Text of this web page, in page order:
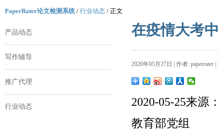
PaperRater论文检测系统/ 行业动态 / 正文
产品动态
写作辅导
推广代理
行业动态
在疫情大考
2020年05月27日 | 作者: paperrater
2020-05-25来源
教育部党组